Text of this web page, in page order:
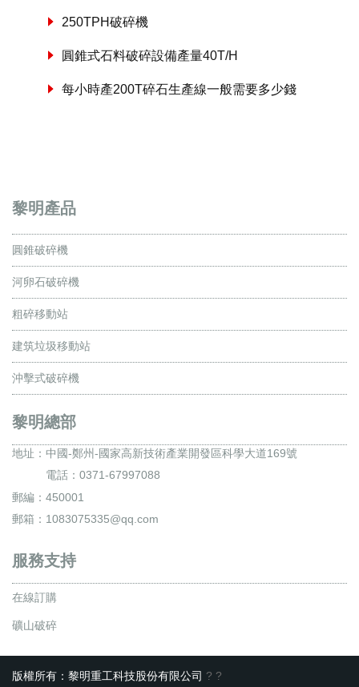
250TPH破碎機
圓錐式石料破碎設備產量40T/H
每小時產200T碎石生產線一般需要多少錢
黎明產品
圓錐破碎機
河卵石破碎機
粗碎移動站
建筑垃圾移動站
沖擊式破碎機
黎明總部
地址： 中國-鄭州-國家高新技術產業開發區科學大道169號
電話：0371-67997088
郵編：450001
郵箱：1083075335@qq.com
服務支持
在線訂購
礦山破碎
版權所有：黎明重工科技股份有限公司 ? ?